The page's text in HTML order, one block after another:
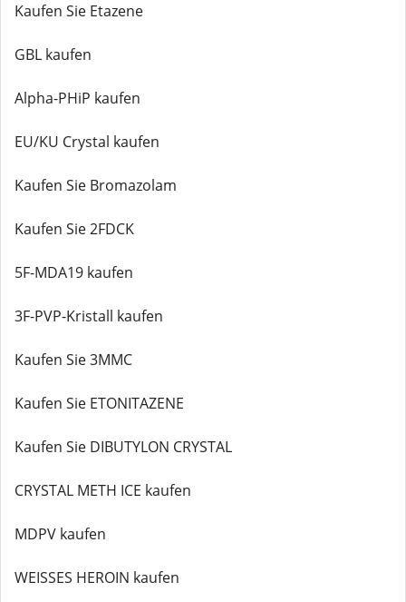
Kaufen Sie Etazene
GBL kaufen
Alpha-PHiP kaufen
EU/KU Crystal kaufen
Kaufen Sie Bromazolam
Kaufen Sie 2FDCK
5F-MDA19 kaufen
3F-PVP-Kristall kaufen
Kaufen Sie 3MMC
Kaufen Sie ETONITAZENE
Kaufen Sie DIBUTYLON CRYSTAL
CRYSTAL METH ICE kaufen
MDPV kaufen
WEISSES HEROIN kaufen